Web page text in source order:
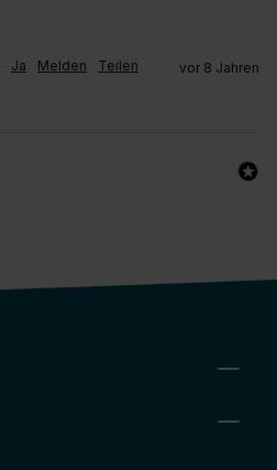
Ja Melden Teilen vor 8 Jahren